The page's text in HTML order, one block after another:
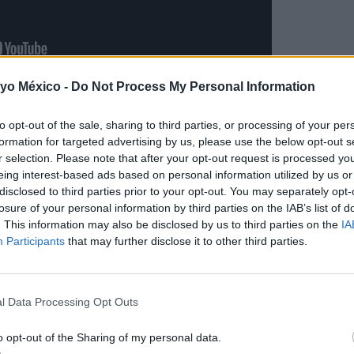
México - Do Not Process My Personal Information
opt-out of the sale, sharing to third parties, or processing of your
for targeted advertising by us, please use the below opt-out
selection. Please note that after your opt-out request is processed
interest-based ads based on personal information utilized by us
to third parties prior to your opt-out. You may separately
of your personal information by third parties on the IAB’s list of
This information may also be disclosed by us to third parties on the
Participants that may further disclose it to other third parties.
Data Processing Opt Outs
opt-out of the Sharing of my personal data.
gorros de 'crochet'
y le haces unas tiernas ypreciosas fotos
al ambiente de tu casa, o bien, aprovechando que
la playa, un jardín….¡Serán fotos para enmarcary un
Si sabes hacer ganchilloy te encanta la fotografía,